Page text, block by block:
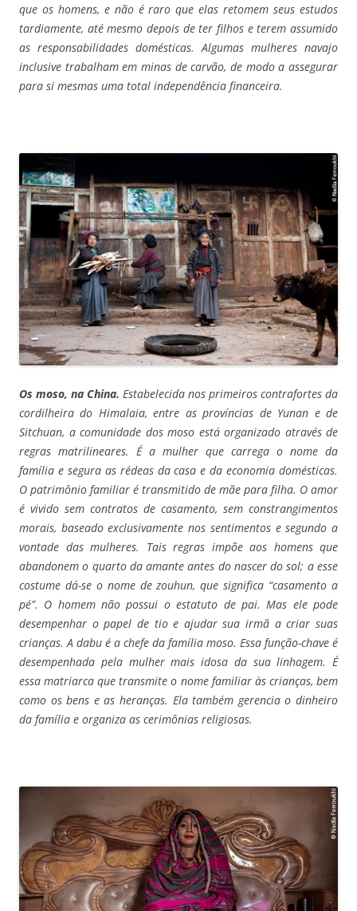
que os homens, e não é raro que elas retomem seus estudos
tardiamente, até mesmo depois de ter filhos e terem assumido
as responsabilidades domésticas. Algumas mulheres navajo
inclusive trabalham em minas de carvão, de modo a assegurar
para si mesmas uma total independência financeira.
Os moso, na China. Estabelecida nos primeiros contrafortes da
cordilheira do Himalaia, entre as províncias de Yunan e de
Sitchuan, a comunidade dos moso está organizado através de
regras matrilineares. É a mulher que carrega o nome da
família e segura as rédeas da casa e da economia domésticas.
O patrimônio familiar é transmitido de mãe para filha. O amor
é vivido sem contratos de casamento, sem constrangimentos
morais, baseado exclusivamente nos sentimentos e segundo a
vontade das mulheres. Tais regras impõe aos homens que
abandonem o quarto da amante antes do nascer do sol; a esse
costume dá-se o nome de zouhun, que significa “casamento a
pé”. O homem não possui o estatuto de pai. Mas ele pode
desempenhar o papel de tio e ajudar sua irmã a criar suas
crianças. A dabu é a chefe da família moso. Essa função-chave é
desempenhada pela mulher mais idosa da sua linhagem. É
essa matriarca que transmite o nome familiar às crianças, bem
como os bens e as heranças. Ela também gerencia o dinheiro
da família e organiza as cerimônias religiosas.